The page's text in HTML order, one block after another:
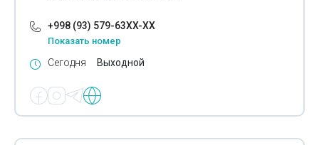
+998 (93) 579-63XX-XX
Показать номер
Сегодня Выходной